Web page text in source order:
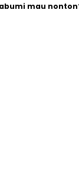
mau nonton?